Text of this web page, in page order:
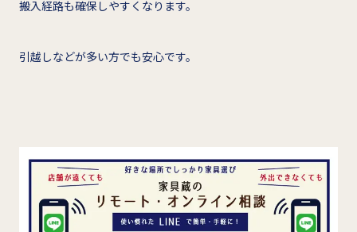
搬入経路も確保しやすくなります。
引越しなどが多い方でも安心です。